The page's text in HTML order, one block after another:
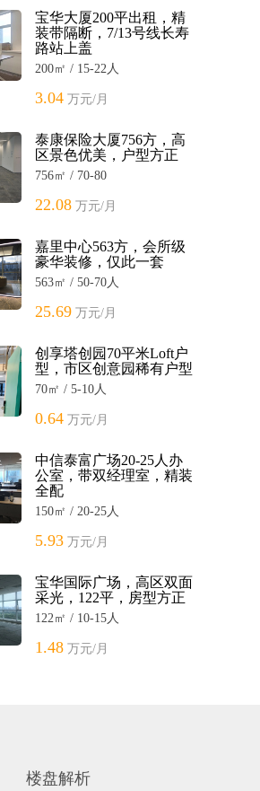
宝华大厦200平出租，精
装带隔断，7/13号线长寿
路站上盖
200㎡ / 15-22人
3.04 万元/月
泰康保险大厦756方，高
区景色优美，户型方正
756㎡ / 70-80
22.08 万元/月
嘉里中心563方，会所级
豪华装修，仅此一套
563㎡ / 50-70人
25.69 万元/月
创享塔创园70平米Loft户
型，市区创意园稀有户型
70㎡ / 5-10人
0.64 万元/月
中信泰富广场20-25人办
公室，带双经理室，精装
全配
150㎡ / 20-25人
5.93 万元/月
宝华国际广场，高区双面
采光，122平，房型方正
122㎡ / 10-15人
1.48 万元/月
楼盘解析